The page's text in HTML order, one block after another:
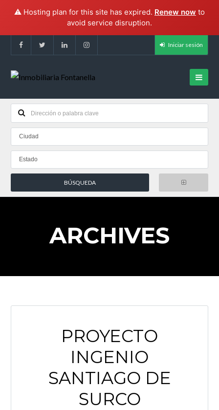
⚠️ Hosting plan for this site has expired. Renew now to
avoid service disruption.
Log in
Password
INICIAR SESIÓN
Iniciar sesión
Ciudad
Estado
ARCHIVES
PROYECTO
INGENIO
SANTIAGO DE
SURCO